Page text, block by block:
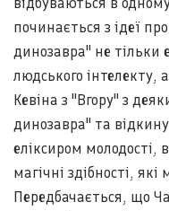
починається з ідеї
динозавра" не тільки
людського інтелекту,
Кевіна з "Вгору" з
динозавра" та
еліксиром молодості,
магічні здібності,
Передбачається, що